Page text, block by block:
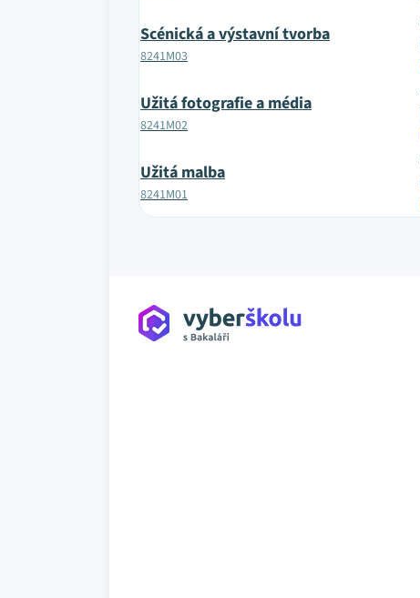
Scénická a výstavní tvorba
8241M03
Užitá fotografie a média
8241M02
Užitá malba
8241M01